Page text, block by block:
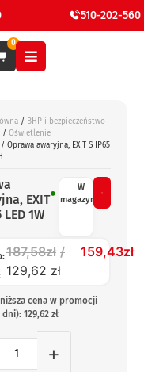
510-202-560
0
/ BHP i bezpieczeństwo
/ Oświetlenie
/ Oprawa awaryjna, EXIT S IP65
EXIT
1W
W
magazynie
187,58zł 159,43zł
129,62 zł
cena w promocji
129,62 zł
+